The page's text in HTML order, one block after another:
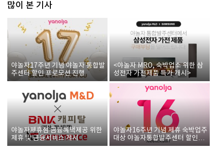
많이 본 기사
야놀자17주년 기념 야놀자 통합발
주센터 할인 프로모션 진행
<야놀자 MRO, 숙박업소 위한 삼
성전자 가전제품 특가 개시>
야놀자제휴점 금융혜택제공 위한
제휴 및 금융서비스 게시
야놀자16주년 기념 제휴 숙박업주
대상 야놀자통합발주센터 할인쿠
폰 증정